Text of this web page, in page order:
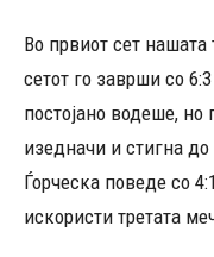
Во првиот сет
сетот го заврши со
постојано водеше,
изедначи и стигна до
Ѓорческа поведе со
искористи третата